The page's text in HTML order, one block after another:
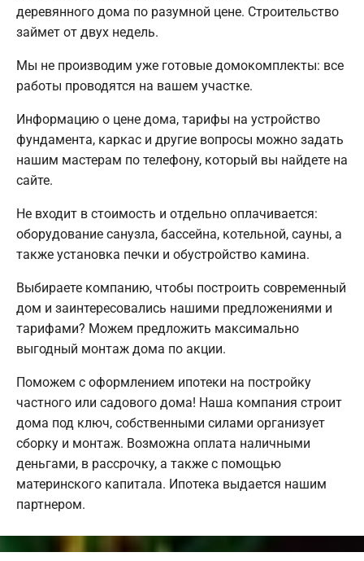
деревянного дома по разумной цене. Строительство
займет от двух недель.
Мы не производим уже готовые домокомплекты: все
работы проводятся на вашем участке.
Информацию о цене дома, тарифы на устройство
фундамента, каркас и другие вопросы можно задать
нашим мастерам по телефону, который вы найдете на
сайте.
Не входит в стоимость и отдельно оплачивается:
оборудование санузла, бассейна, котельной, сауны, а
также установка печки и обустройство камина.
Выбираете компанию, чтобы построить современный
дом и заинтересовались нашими предложениями и
тарифами? Можем предложить максимально
выгодный монтаж дома по акции.
Поможем с оформлением ипотеки на постройку
частного или садового дома! Наша компания строит
дома под ключ, собственными силами организует
сборку и монтаж. Возможна оплата наличными
деньгами, в рассрочку, а также с помощью
материнского капитала. Ипотека выдается нашим
партнером.